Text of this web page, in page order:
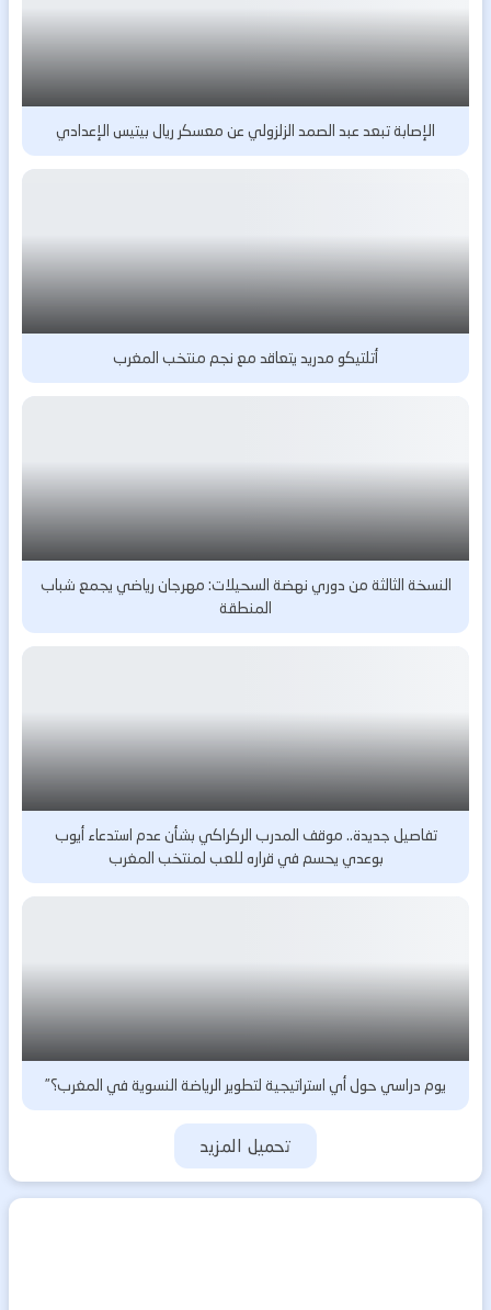
الإصابة تبعد عبد الصمد الزلزولي عن معسكر ريال بيتيس الإعدادي
أتلتيكو مدريد يتعاقد مع نجم منتخب المغرب
النسخة الثالثة من دوري نهضة السحيلات: مهرجان رياضي يجمع شباب
المنطقة
تفاصيل جديدة.. موقف المدرب الركراكي بشأن عدم استدعاء أيوب
بوعدي يحسم في قراره للعب لمنتخب المغرب
يوم دراسي حول أي استراتيجية لتطوير الرياضة النسوية في المغرب؟”
تحميل المزيد